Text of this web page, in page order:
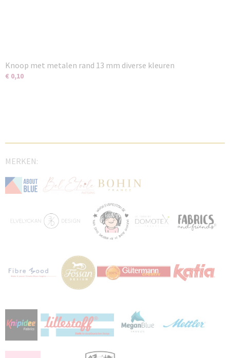
Knoop met metalen rand 13 mm diverse kleuren
€ 0,10
MERKEN: